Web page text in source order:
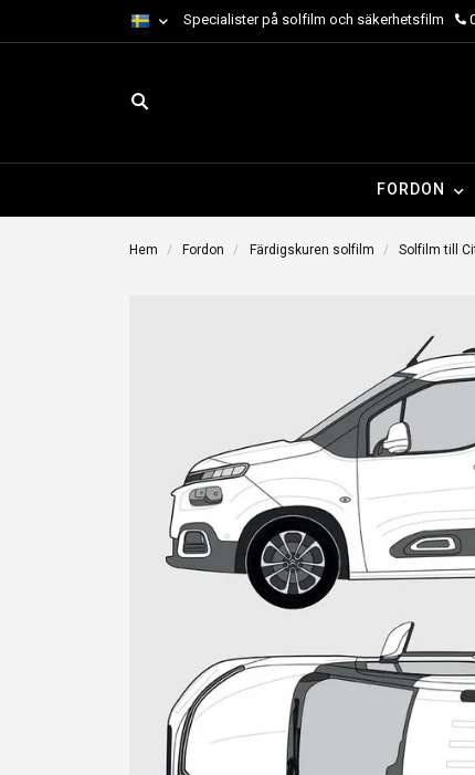
Specialister på solfilm och säkerhetsfilm
FORDON
Hem Fordon Färdigskuren solfilm Solfilm till